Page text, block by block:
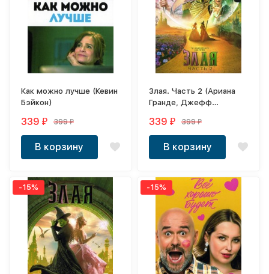
Как можно лучше (Кевин
Бэйкон)
339₽ 399₽
В корзину
Злая. Часть 2 (Ариана
Гранде, Джефф
339₽ 399₽
В корзину
-15% -15%